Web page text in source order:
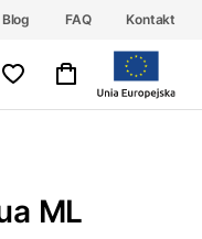
Blog FAQ Kontakt
ML